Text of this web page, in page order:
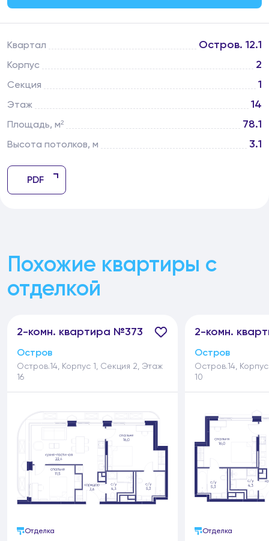
Квартал Остров. 12.1
Корпус 2
Секция 1
Этаж 14
Площадь, м² 78.1
Высота потолков, м 3.1
PDF
Похожие квартиры с
отделкой
2-комн. квартира №373
Остров
Остров.14, Корпус 1, Секция 2, Этаж
16
Отделка
2-комн.
Остров
Остров.14,
10
Отделка